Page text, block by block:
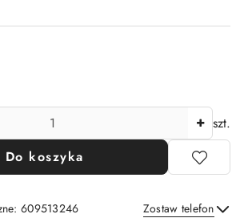
szt.
Do koszyka
609513246 Zostaw telefon